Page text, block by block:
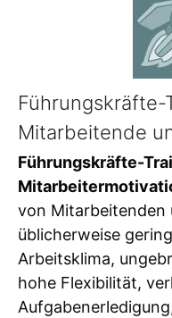
Führungskräfte-
Mitarbeitende
Führungskräfte-
von Mitarbeitenden
üblicherweise
Arbeitsklima,
hohe Flexibilität,